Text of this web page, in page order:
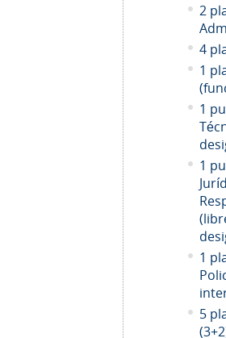
2
4
1
1
1
1
5